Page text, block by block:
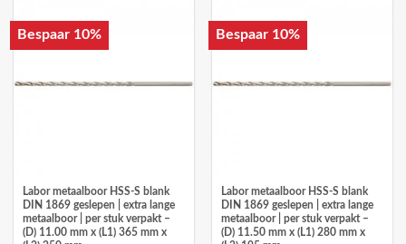
Bespaar 10%
Labor metaalboor HSS-S blank
DIN 1869 geslepen | extra lange
metaalboor | per stuk verpakt –
(D) 11.00 mm x (L1) 365 mm x
Bespaar 10%
Labor metaalboor HSS-S blank
DIN 1869 geslepen | extra lange
metaalboor | per stuk verpakt –
(D) 11.50 mm x (L1) 280 mm x